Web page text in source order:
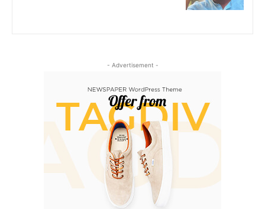
- Advertisement -